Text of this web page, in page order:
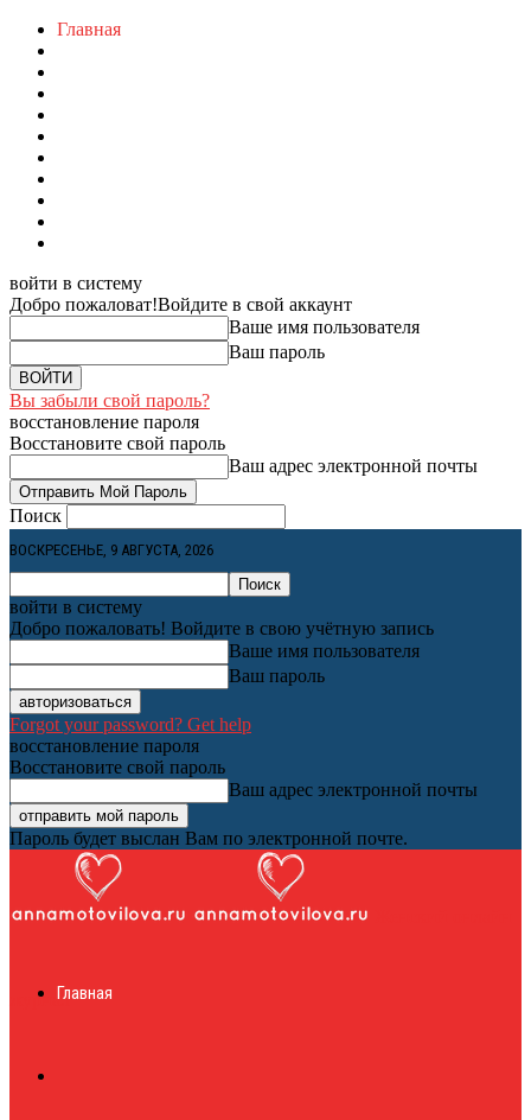
Главная
войти в систему
Добро пожаловат!Войдите в свой аккаунт
Ваше имя пользователя
Ваш пароль
Вы забыли свой пароль?
восстановление пароля
Восстановите свой пароль
Ваш адрес электронной почты
Поиск
ВОСКРЕСЕНЬЕ, 9 АВГУСТА, 2026
войти в систему
Добро пожаловать! Войдите в свою учётную запись
Ваше имя пользователя
Ваш пароль
Forgot your password? Get help
восстановление пароля
Восстановите свой пароль
Ваш адрес электронной почты
Пароль будет выслан Вам по электронной почте.
журналГлавная